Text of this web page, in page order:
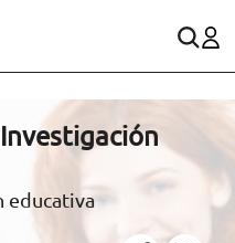
educativa